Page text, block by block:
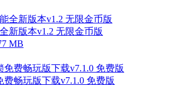
新版本v1.2 无限金币版
MB
畅玩版下载v7.1.0 免费版